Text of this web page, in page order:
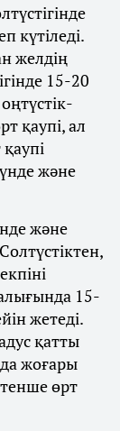
күтіледі.
желдің
15-20
қаупі, ал
және
және
15-
жетеді.
қатты
жоғары
өрт